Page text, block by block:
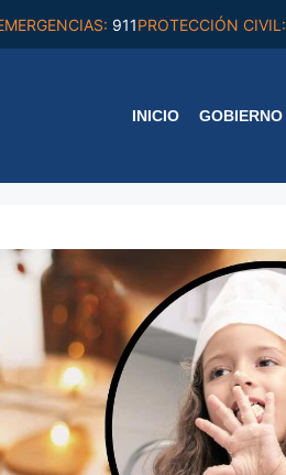
911PROTECCIÓN CIVIL:
INICIO GOBIERNO